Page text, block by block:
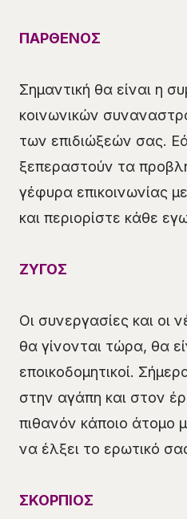
ΠΑΡΘΕΝΟΣ
Σημαντική θα είναι η
κοινωνικών
των επιδιώξεών σας.
ξεπεραστούν τα
γέφυρα επικοινωνίας
και περιορίστε κάθε
ΖΥΓΟΣ
Οι συνεργασίες και οι
θα γίνονται τώρα, θα
εποικοδομητικοί.
στην αγάπη και στον
πιθανόν κάποιο άτομο
να έλξει το ερωτικό
ΣΚΟΡΠΙΟΣ